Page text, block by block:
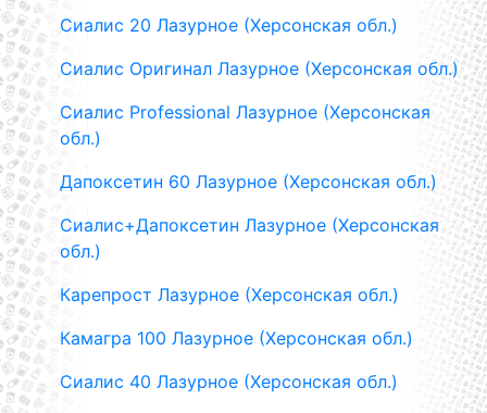
Сиалис 20 Лазурное (Херсонская обл.)
Сиалис Оригинал Лазурное (Херсонская обл.)
Сиалис Professional Лазурное (Херсонская
обл.)
Дапоксетин 60 Лазурное (Херсонская обл.)
Сиалис+Дапоксетин Лазурное (Херсонская
обл.)
Карепрост Лазурное (Херсонская обл.)
Камагра 100 Лазурное (Херсонская обл.)
Сиалис 40 Лазурное (Херсонская обл.)